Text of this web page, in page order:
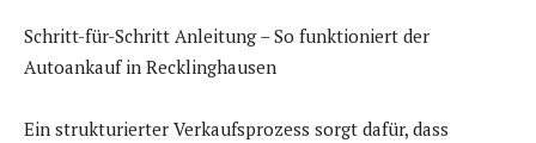
Schritt-für-Schritt Anleitung – So funktioniert der
Autoankauf in Recklinghausen
Ein strukturierter Verkaufsprozess sorgt dafür, dass